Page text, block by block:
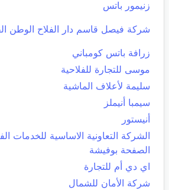
زنيمور باتس
شركة فيصل قاسم دار الفلاح الوطن
زرافة باتس كومباني
موسى للتجارة للفلاحية
سليمة لأعلاف الماشية
سيمبا أنيملز
أنيستور
الشركة التعاونية الاساسية للخدمات
الصفحة بوفيشة
اي دي أم للتجارة
شركة الأمان للشمال